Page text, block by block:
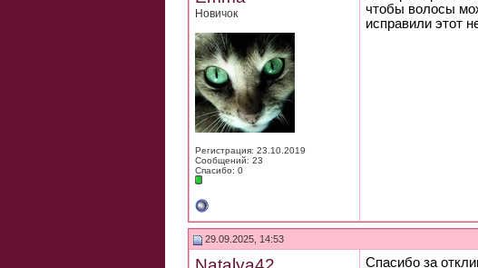
Новичок
Регистрация: 23.10.2019
Сообщений: 23
Спасибо: 0
чтобы волосы
исправили этот
29.09.2025, 14:53
Спасибо за